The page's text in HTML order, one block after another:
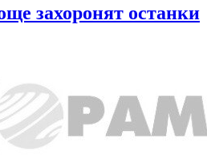
захоронят останки